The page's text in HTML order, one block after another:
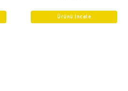
of
Ürünü İncele